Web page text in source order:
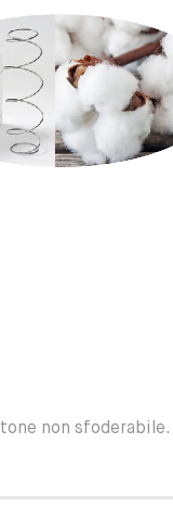
non sfoderabile.